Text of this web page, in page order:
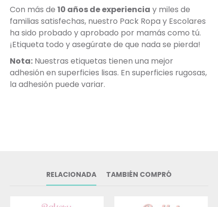
Con más de 10 años de experiencia y miles de
familias satisfechas, nuestro Pack Ropa y Escolares
ha sido probado y aprobado por mamás como tú.
¡Etiqueta todo y asegúrate de que nada se pierda!
Nota: Nuestras etiquetas tienen una mejor
adhesión en superficies lisas. En superficies rugosas,
la adhesión puede variar.
RELACIONADA TAMBIÉN COMPRÓ